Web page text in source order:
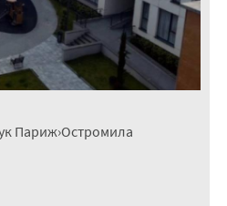
Париж›Остромила